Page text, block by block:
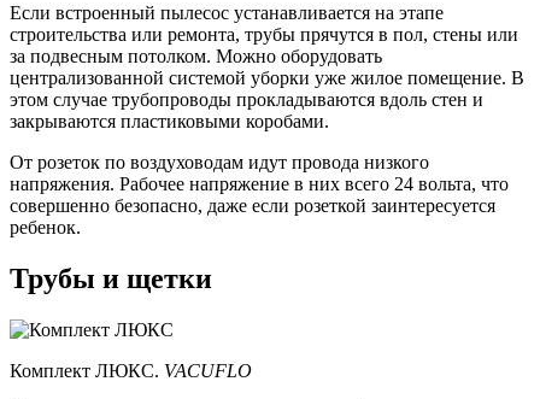
Если встроенный пылесос устанавливается на этапе
строительства или ремонта, трубы прячутся в пол, стены или
за подвесным потолком. Можно оборудовать
централизованной системой уборки уже жилое помещение. В
этом случае трубопроводы прокладываются вдоль стен и
закрываются пластиковыми коробами.
От розеток по воздуховодам идут про­вода низкого
напряжения. Рабочее нап­ряжение в них всего 24 вольта, что
совершенно безопасно, даже если розеткой заинтересуется
ребенок.
Трубы и щетки
Комплект ЛЮКС. VACUFLO